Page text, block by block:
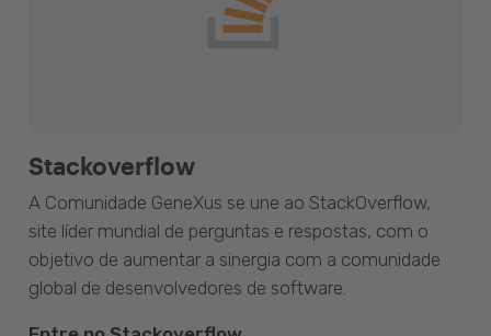
Stackoverflow
A Comunidade GeneXus se une ao StackOverflow,
site líder mundial de perguntas e respostas, com o
objetivo de aumentar a sinergia com a comunidade
global de desenvolvedores de software.